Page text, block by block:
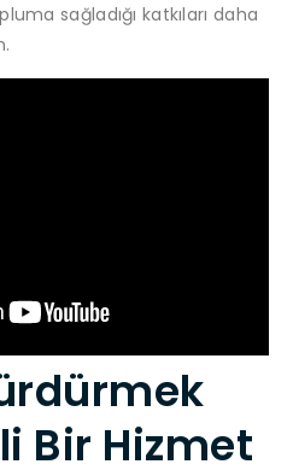
sağladığı katkıları daha
Bir Hizmet